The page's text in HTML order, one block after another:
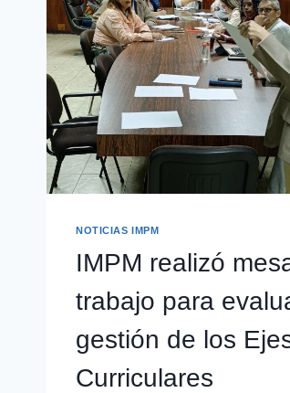
NOTICIAS IMPM
IMPM realizó
trabajo para
gestión de los
Curriculares